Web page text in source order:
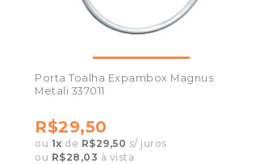
Porta Toalha Expambox Magnus
Metali 337011
R$29,50
ou 1x de R$29,50 s/ juros
ou R$28,03 à vista